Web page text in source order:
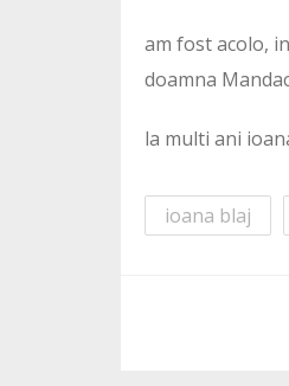
am fost acolo,
doamna
la multi ani
ioana blaj